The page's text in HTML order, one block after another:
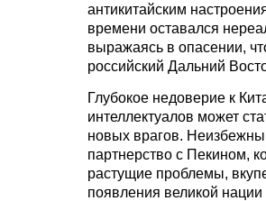
антикитайским
времени оставался
выражаясь в опасении,
российский Дальний
Глубокое недоверие к
интеллектуалов может
новых врагов.
партнерство с Пекином,
растущие проблемы,
появления великой нации